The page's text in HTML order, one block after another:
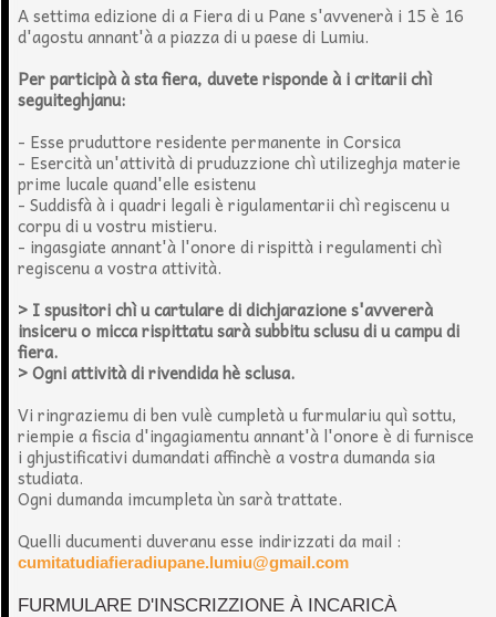
A settima edizione di a Fiera di u Pane s'avvenerà i 15 è 16
d'agostu annant'à a piazza di u paese di Lumiu.
Per participà à sta fiera, duvete risponde à i critarii chì
seguiteghjanu:
- Esse pruduttore residente permanente in Corsica
- Esercità un'attività di pruduzzione chì utilizeghja materie
prime lucale quand'elle esistenu
- Suddisfà à i quadri legali è rigulamentarii chì regiscenu u
corpu di u vostru mistieru.
- ingasgiate annant'à l'onore di rispittà i regulamenti chì
regiscenu a vostra attività.
> I spusitori chì u cartulare di dichjarazione s'avvererà
insiceru o micca rispittatu sarà subbitu sclusu di u campu di
fiera.
> Ogni attività di rivendida hè sclusa.
Vi ringraziemu di ben vulè cumpletà u furmulariu quì sottu,
riempie a fiscia d'ingagiamentu annant'à l'onore è di furnisce
i ghjustificativi dumandati affinchè a vostra dumanda sia
studiata.
Ogni dumanda imcumpleta ùn sarà trattate.
Quelli ducumenti duveranu esse indirizzati da mail :
cumitatudiafieradiupane.lumiu@gmail.com
FURMULARE D'INSCRIZZIONE À INCARICÀ